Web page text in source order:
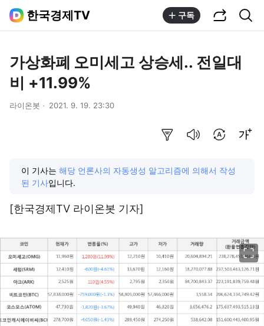
한국경제TV 구독
가상화폐 오미세고 상승세.. 전일대
비 +11.99%
라이온봇 2021. 9. 19. 23:30
이 기사는 해당 언론사의 자동생성 알고리즘에 의해서 작성
된 기사입니다.
[한국경제TV 라이온봇 기자]